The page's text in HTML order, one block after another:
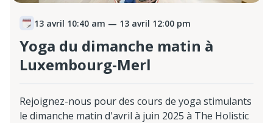
13 avril 10:40 am — 13 avril 12:00 pm
Yoga du dimanche matin à
Luxembourg-Merl
Rejoignez-nous pour des cours de yoga stimulants
le dimanche matin d'avril à juin 2025 à The Holistic